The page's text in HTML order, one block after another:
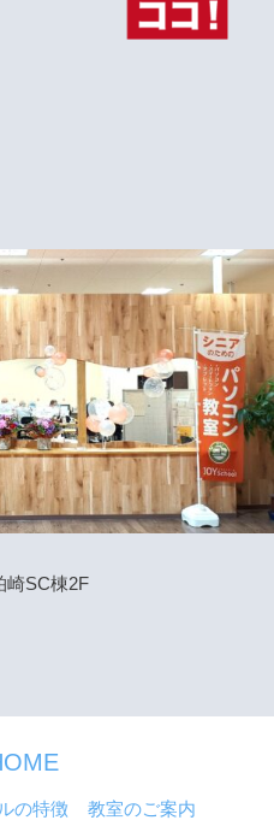
崎SC棟2F
の特徴 教室のご案内